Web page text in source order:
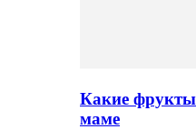
Какие
маме